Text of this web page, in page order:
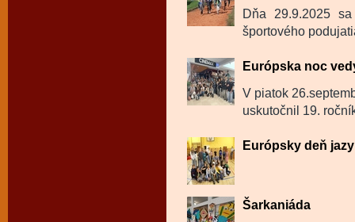
Dňa 29.9.2025
športového
Európska noc
V piatok
uskutočnil 19.
Európsky deň
Šarkaniáda